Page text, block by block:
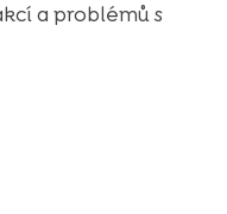
a problémů s